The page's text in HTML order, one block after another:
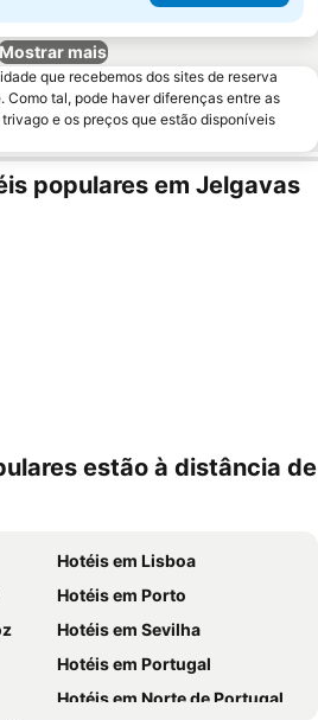
mais
que recebemos dos sites de reserva
Como tal, pode haver diferenças entre as
e os preços que estão disponíveis
populares em Jelgavas
estão à distância de
Hotéis em Lisboa
Hotéis em Porto
Hotéis em Sevilha
Hotéis em Portugal
Hotéis em Norte de Portugal